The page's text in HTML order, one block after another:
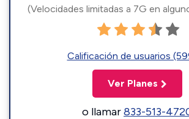
(Velocidades limitadas a 7G en
Calificación de usuarios
Ver Planes
o llamar833-513-